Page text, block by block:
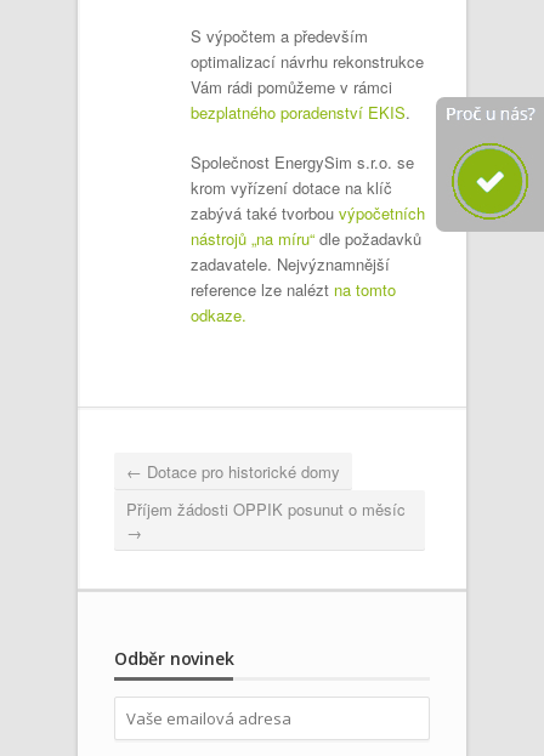
S výpočtem a především
optimalizací návrhu rekonstrukce
Vám rádi pomůžeme v rámci
bezplatného poradenství EKIS.
Společnost EnergySim s.r.o. se
krom vyřízení dotace na klíč
zabývá také tvorbou výpočetních
nástrojů „na míru“ dle požadavků
zadavatele. Nejvýznamnější
reference lze nalézt na tomto
odkaze.
← Dotace pro historické domy
Příjem žádosti OPPIK posunut o měsíc
→
Odběr novinek